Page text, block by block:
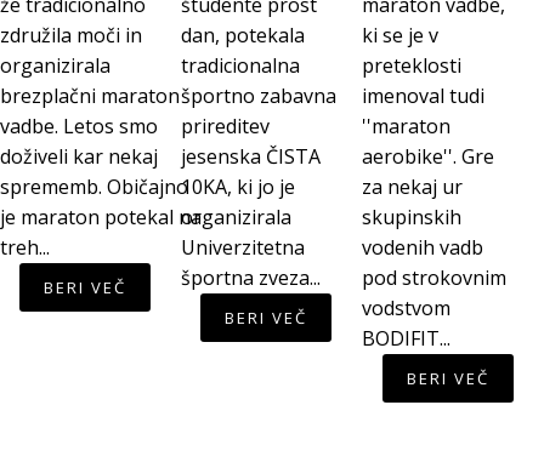
združila moči in
organizirala
brezplačni maraton
vadbe. Letos smo
doživeli kar nekaj
sprememb. Običajno
je maraton potekal na
treh...
BERI VEČ
dan, potekala
tradicionalna
športno zabavna
prireditev
jesenska ČISTA
10KA, ki jo je
organizirala
Univerzitetna
športna zveza...
BERI VEČ
ki se je v
preteklosti
imenoval tudi
''maraton
aerobike''. Gre
za nekaj ur
skupinskih
vodenih vadb
pod strokovnim
vodstvom
BODIFIT...
BERI VEČ